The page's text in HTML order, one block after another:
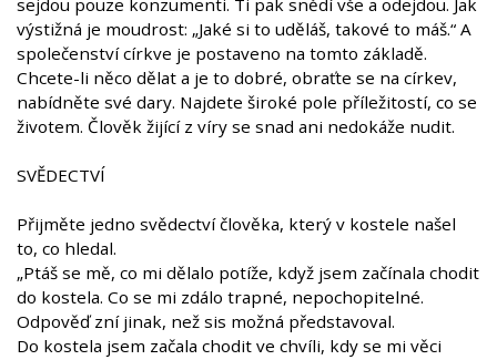
výstižná je moudrost: „Jaké si to uděláš, takové to máš.“ A
společenství církve je postaveno na tomto základě.
Chcete-li něco dělat a je to dobré, obraťte se na církev,
nabídněte své dary. Najdete široké pole příležitostí, co se
životem. Člověk žijící z víry se snad ani nedokáže nudit.
SVĚDECTVÍ
Přijměte jedno svědectví člověka, který v kostele našel
to, co hledal.
„Ptáš se mě, co mi dělalo potíže, když jsem začínala chodit
do kostela. Co se mi zdálo trapné, nepochopitelné.
Odpověď zní jinak, než sis možná představoval.
Do kostela jsem začala chodit ve chvíli, kdy se mi věci